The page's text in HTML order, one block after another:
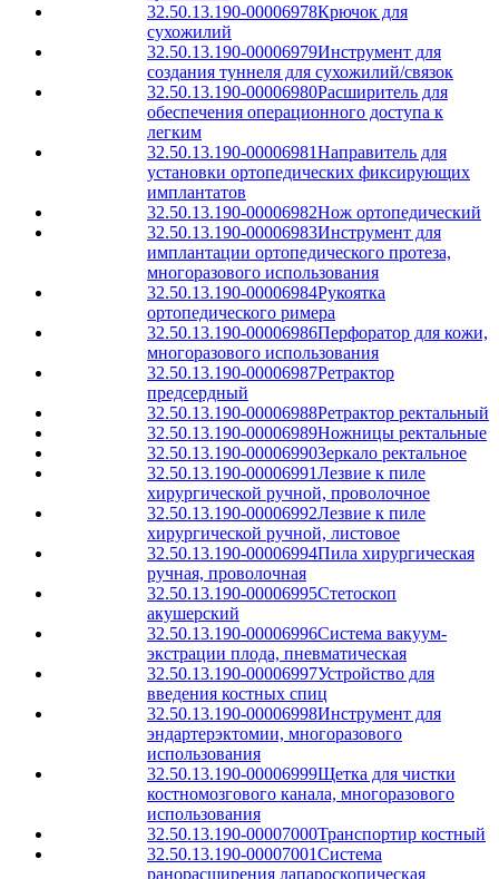
32.50.13.190-00006978Крючок для
сухожилий
32.50.13.190-00006979Инструмент для
создания туннеля для сухожилий/связок
32.50.13.190-00006980Расширитель для
обеспечения операционного доступа к
легким
32.50.13.190-00006981Направитель для
установки ортопедических фиксирующих
имплантатов
32.50.13.190-00006982Нож ортопедический
32.50.13.190-00006983Инструмент для
имплантации ортопедического протеза,
многоразового использования
32.50.13.190-00006984Рукоятка
ортопедического римера
32.50.13.190-00006986Перфоратор для кожи,
многоразового использования
32.50.13.190-00006987Ретрактор
предсердный
32.50.13.190-00006988Ретрактор ректальный
32.50.13.190-00006989Ножницы ректальные
32.50.13.190-00006990Зеркало ректальное
32.50.13.190-00006991Лезвие к пиле
хирургической ручной, проволочное
32.50.13.190-00006992Лезвие к пиле
хирургической ручной, листовое
32.50.13.190-00006994Пила хирургическая
ручная, проволочная
32.50.13.190-00006995Стетоскоп
акушерский
32.50.13.190-00006996Система вакуум-
экстрации плода, пневматическая
32.50.13.190-00006997Устройство для
введения костных спиц
32.50.13.190-00006998Инструмент для
эндартерэктомии, многоразового
использования
32.50.13.190-00006999Щетка для чистки
костномозгового канала, многоразового
использования
32.50.13.190-00007000Транспортир костный
32.50.13.190-00007001Система
ранорасширения лапароскопическая